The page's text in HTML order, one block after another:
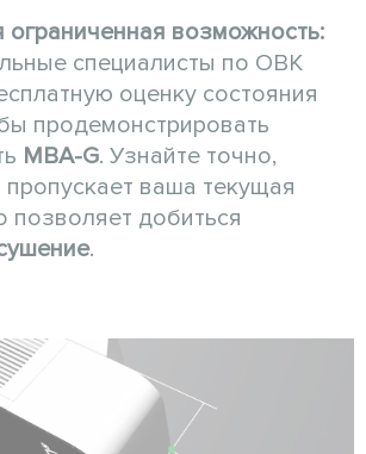
возможность:
специалисты по ОВК
оценку состояния
продемонстрировать
MBA-G. Узнайте точно,
пропускает ваша текущая
позволяет добиться
.